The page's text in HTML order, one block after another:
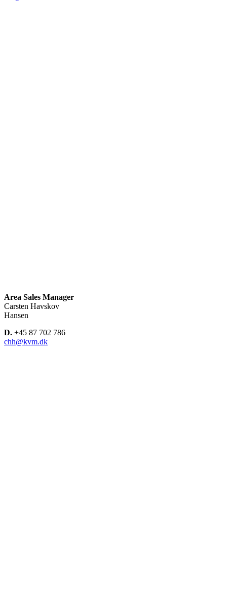
Area Sales Manager
Carsten Havskov
Hansen
D. +45 87 702 786
chh@kvm.dk